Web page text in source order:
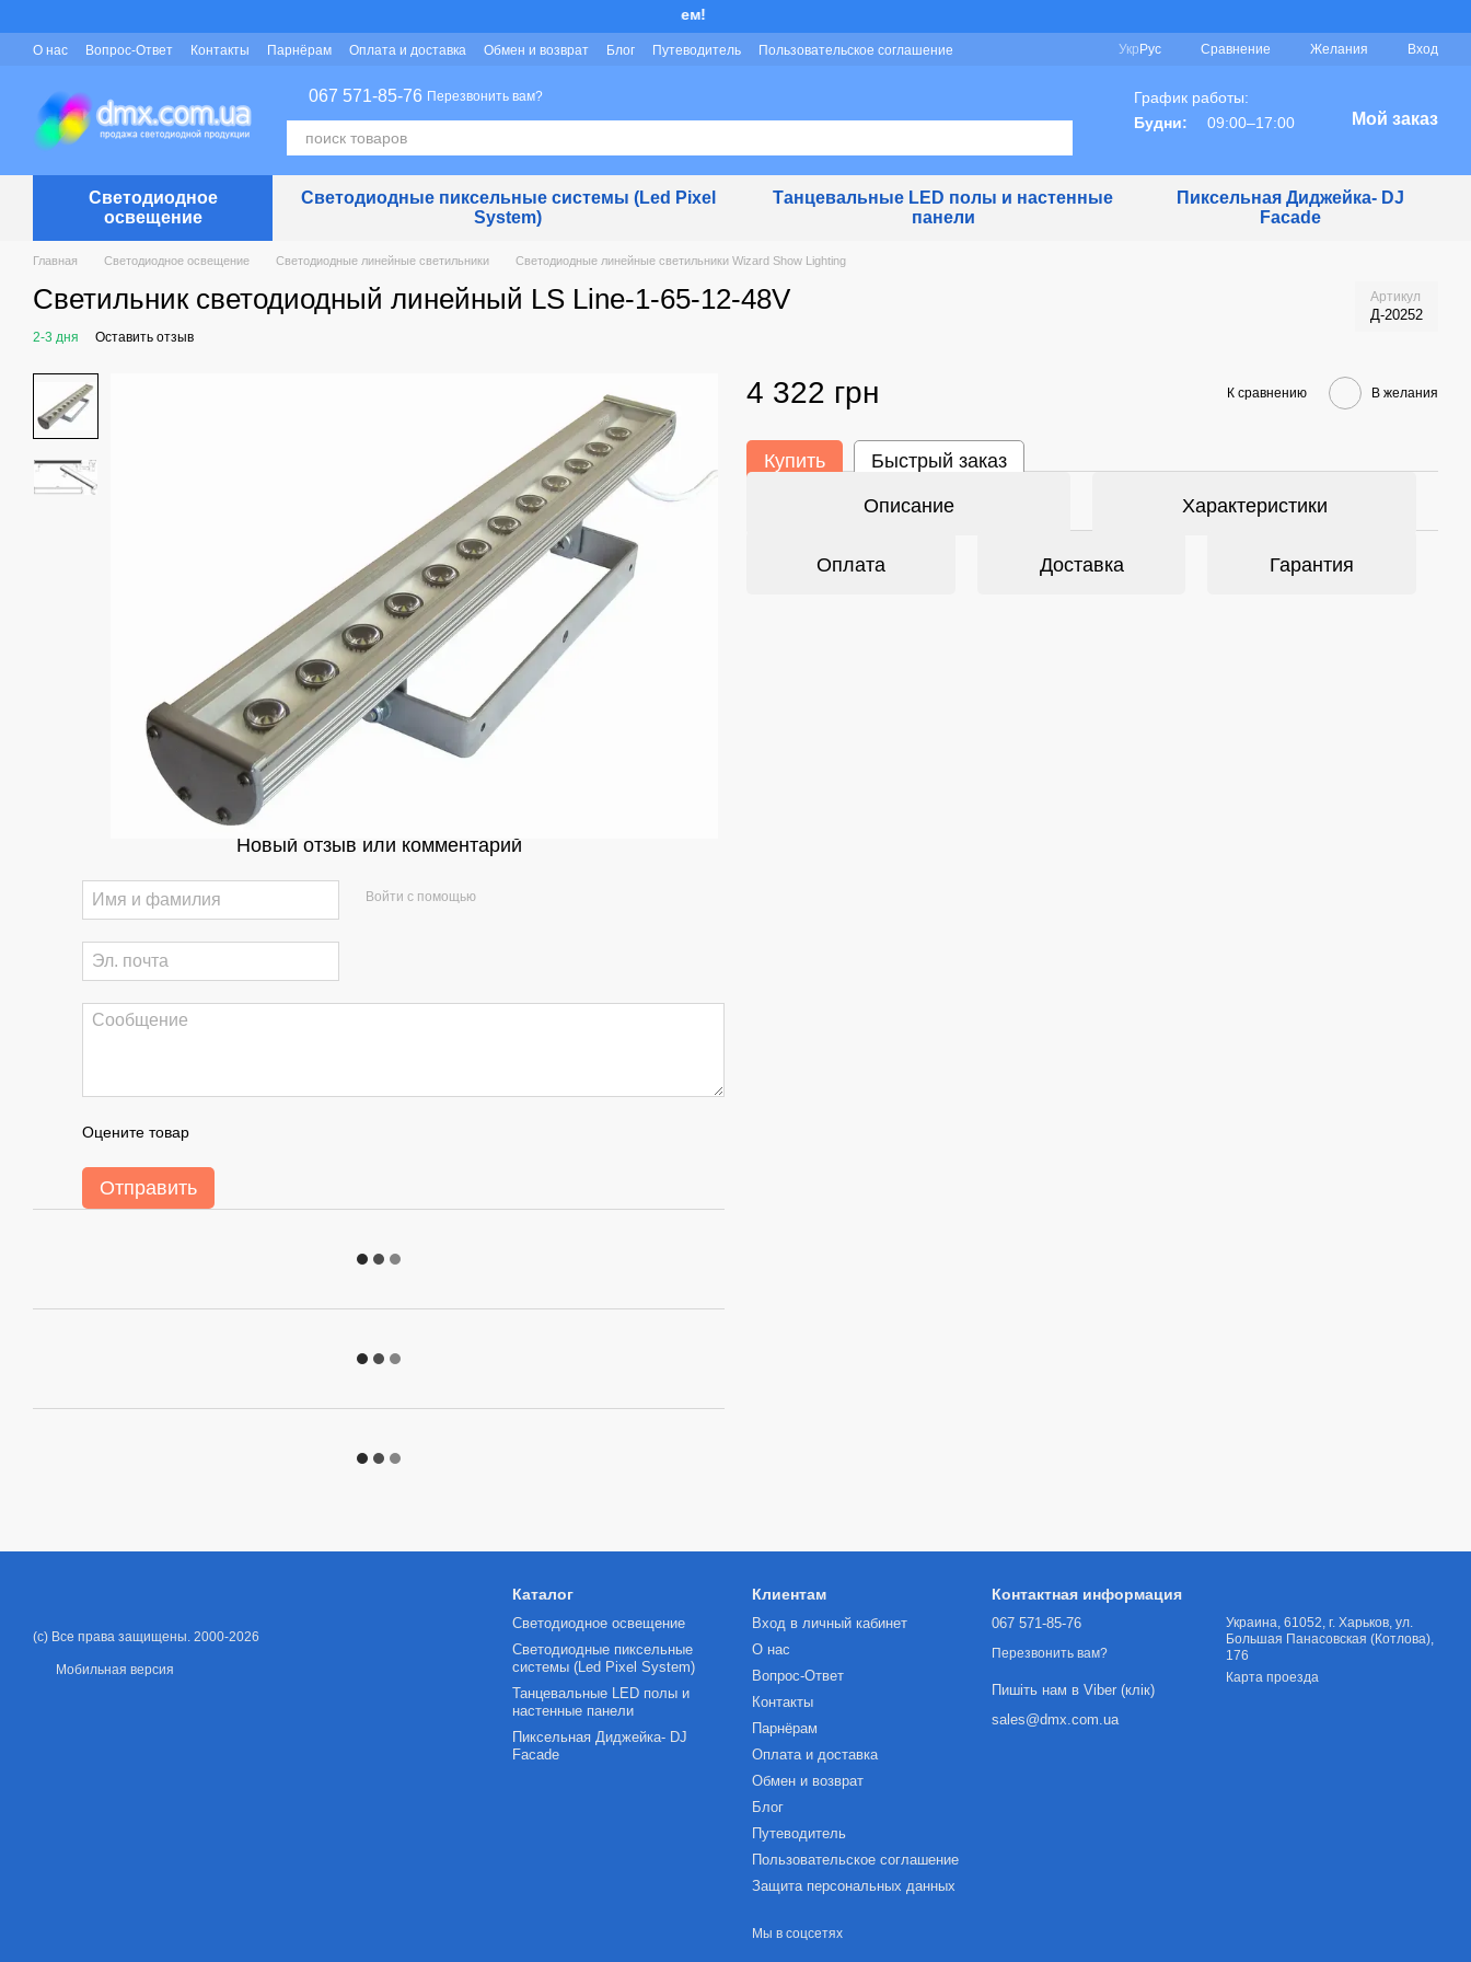
О нас Вопрос-Ответ Контакты Парнёрам Оплата и доставка Обмен и возврат Блог Путеводитель
Пользовательское соглашение
Укр Рус Сравнение Желания Вход
067 571-85-76 Перезвонить вам?
График работы:
Будни:
09:00–17:00 Мой заказ
Светодиодное
освещение
Светодиодные пиксельные системы (Led Pixel
System)
Танцевальные LED полы и настенные
панели
Пиксельная Диджейка- DJ
Facade
Главная Светодиодное освещение Светодиодные линейные светильники Светодиодные линейные светильники Wizard Show Lighting
Светильник светодиодный линейный LS Line-1-65-12-48V Артикул
Д-20252
2-3 дня Оставить отзыв
Новый отзыв или комментарий
Войти с помощью
Оцените товар
Отправить
4 322 грн К сравнению В желания
Купить Быстрый заказ
Описание Характеристики
Оплата Доставка Гарантия
(c) Все права защищены. 2000-2026
Мобильная версия
Каталог
Светодиодное освещение
Светодиодные пиксельные
системы (Led Pixel System)
Танцевальные LED полы и
настенные панели
Пиксельная Диджейка- DJ
Facade
Клиентам
Вход в личный кабинет
О нас
Вопрос-Ответ
Контакты
Парнёрам
Оплата и доставка
Обмен и возврат
Блог
Путеводитель
Пользовательское соглашение
Защита персональных данных
Мы в соцсетях
Контактная информация
067 571-85-76
Перезвонить вам?
Пишіть нам в Viber (клік)
sales@dmx.com.ua
Украина, 61052, г. Харьков, ул.
Большая Панасовская (Котлова),
176
Карта проезда